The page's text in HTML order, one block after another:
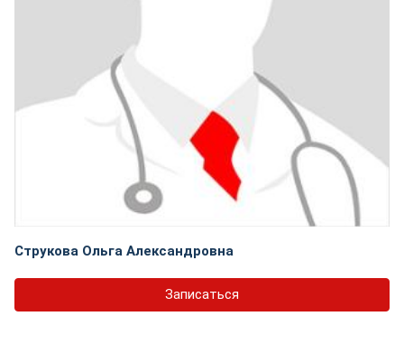
Струкова Ольга Александровна
Записаться